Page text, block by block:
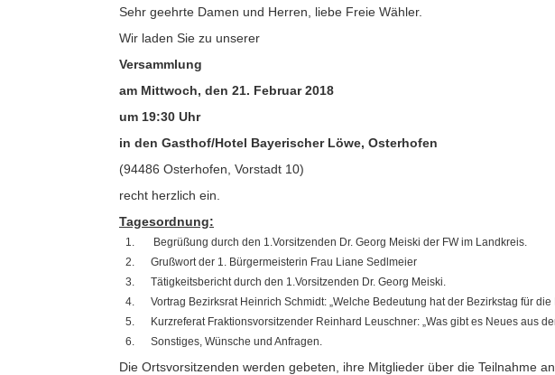
Sehr geehrte Damen und Herren, liebe Freie Wähler.
Wir laden Sie zu unserer
Versammlung
am Mittwoch, den 21. Februar 2018
um 19:30 Uhr
in den Gasthof/Hotel Bayerischer Löwe, Osterhofen
(94486 Osterhofen, Vorstadt 10)
recht herzlich ein.
Tagesordnung:
Begrüßung durch den 1.Vorsitzenden Dr. Georg Meiski der FW im Landkreis.
Grußwort der 1. Bürgermeisterin Frau Liane Sedlmeier
Tätigkeitsbericht durch den 1.Vorsitzenden Dr. Georg Meiski.
Vortrag Bezirksrat Heinrich Schmidt: „Welche Bedeutung hat der Bezirkstag für
Kurzreferat Fraktionsvorsitzender Reinhard Leuschner: „Was gibt es Neues aus
Sonstiges, Wünsche und Anfragen.
Die Ortsvorsitzenden werden gebeten, ihre Mitglieder über die Teilnahme